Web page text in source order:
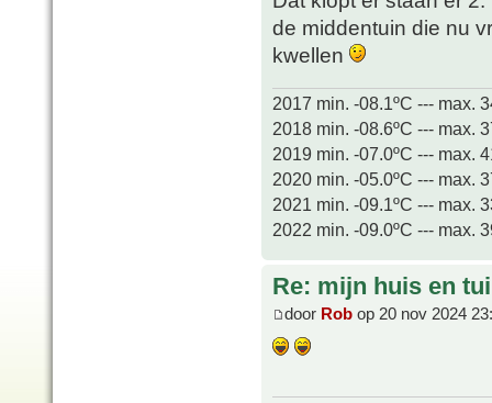
de middentuin die nu
kwellen
2017 min. -08.1ºC --- max.
2018 min. -08.6ºC --- max.
2019 min. -07.0ºC --- max.
2020 min. -05.0ºC --- max.
2021 min. -09.1ºC --- max.
2022 min. -09.0ºC --- max.
Re: mijn huis en
door Rob op 20 nov 2024